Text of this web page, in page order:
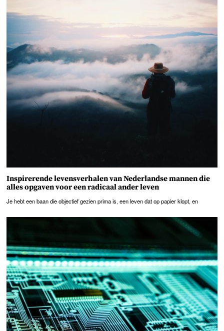
Inspirerende levensverhalen van Nederlandse mannen die
alles opgaven voor een radicaal ander leven
Je hebt een baan die objectief gezien prima is, een leven dat op papier klopt, en